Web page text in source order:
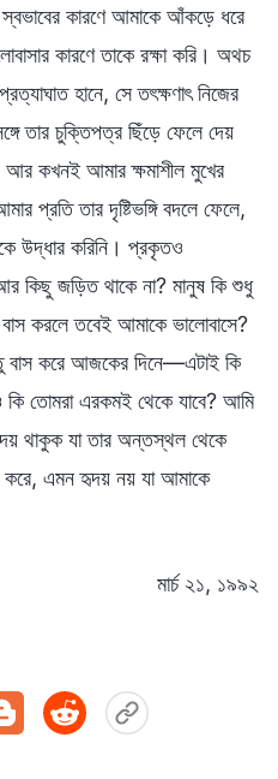
কারণে আমাকে আঁকড়ে ধরে
কারণে তাকে রক্ষা করি। অথচ
হানে, সে তৎক্ষণাৎ নিজের
তার চুক্তিপত্র ছিঁড়ে ফেলে দেয়
আর কখনই আমার ক্ষমাশীল মুখের
প্রতি তার দৃষ্টিভঙ্গি বদলে ফেলে,
উদ্ধার করিনি। প্রকৃতও
কিছু জড়িত থাকে না? মানুষ কি শুধু
করলে তবেই আমাকে ভালোবাসে?
বাস করে আজকের দিনে—এটাই কি
কি তোমরা এরকমই থেকে যাবে? আমি
থাকুক যা তার অন্তস্থল থেকে
এমন হৃদয় নয় যা আমাকে
মার্চ ২১, ১৯৯২